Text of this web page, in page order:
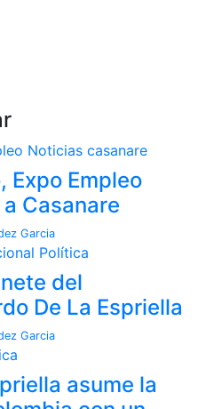
Noticias casanare
Expo Empleo
Casanare
Garcia
Política
del
De La Espriella
Garcia
asume la